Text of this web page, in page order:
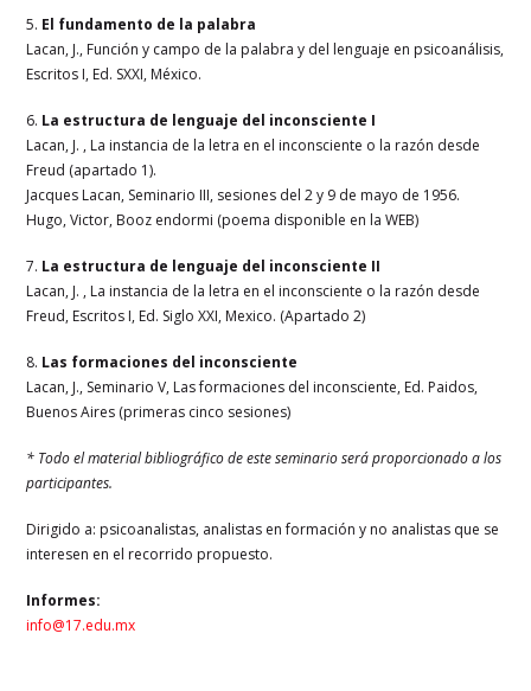
5. El fundamento de la palabra
Lacan, J., Función y campo de la palabra y del lenguaje en psicoanálisis,
Escritos I, Ed. SXXI, México.
6. La estructura de lenguaje del inconsciente I
Lacan, J. , La instancia de la letra en el inconsciente o la razón desde
Freud (apartado 1).
Jacques Lacan, Seminario III, sesiones del 2 y 9 de mayo de 1956.
Hugo, Victor, Booz endormi (poema disponible en la WEB)
7. La estructura de lenguaje del inconsciente II
Lacan, J. , La instancia de la letra en el inconsciente o la razón desde
Freud, Escritos I, Ed. Siglo XXI, Mexico. (Apartado 2)
8. Las formaciones del inconsciente
Lacan, J., Seminario V, Las formaciones del inconsciente, Ed. Paidos,
Buenos Aires (primeras cinco sesiones)
* Todo el material bibliográfico de este seminario será proporcionado a los
participantes.
Dirigido a: psicoanalistas, analistas en formación y no analistas que se
interesen en el recorrido propuesto.
Informes:
info@17.edu.mx